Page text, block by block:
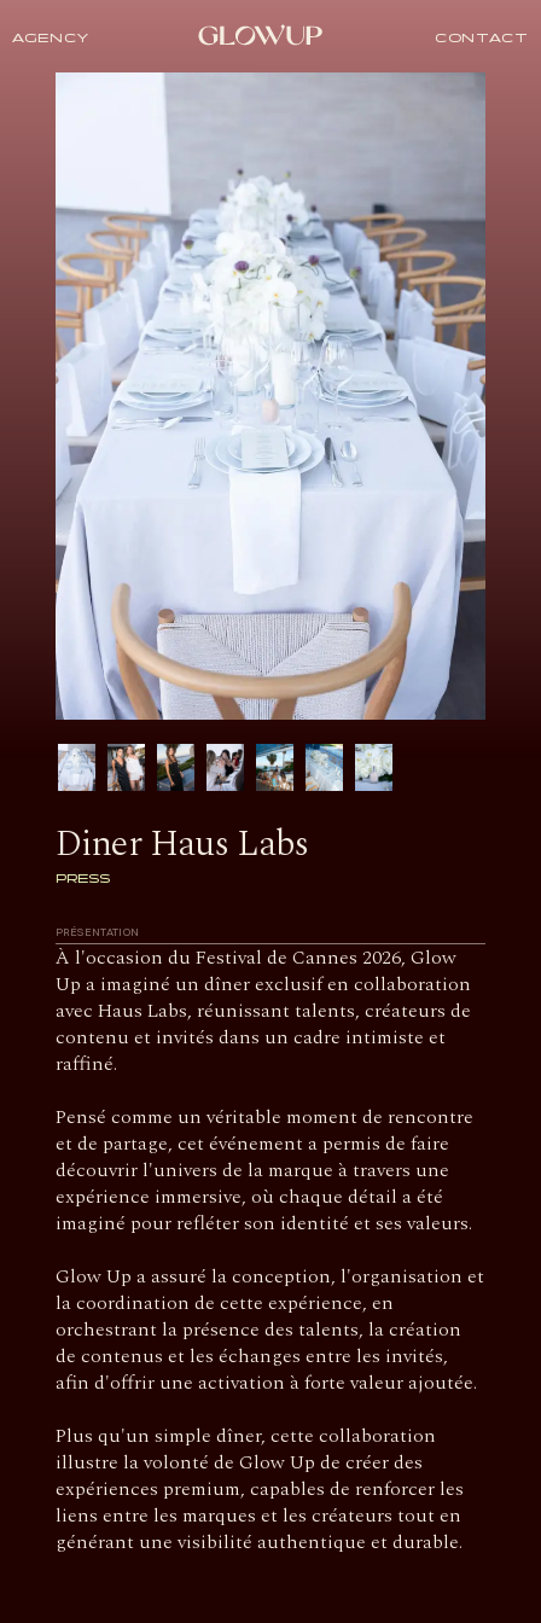
AGENCY CONTACT
Diner Haus Labs
PRESS
PRÉSENTATION
À l'occasion du Festival de Cannes 2026, Glow
Up a imaginé un dîner exclusif en collaboration
avec Haus Labs, réunissant talents, créateurs de
contenu et invités dans un cadre intimiste et
raffiné.
Pensé comme un véritable moment de rencontre
et de partage, cet événement a permis de faire
découvrir l'univers de la marque à travers une
expérience immersive, où chaque détail a été
imaginé pour refléter son identité et ses valeurs.
Glow Up a assuré la conception, l'organisation et
la coordination de cette expérience, en
orchestrant la présence des talents, la création
de contenus et les échanges entre les invités,
afin d'offrir une activation à forte valeur ajoutée.
Plus qu'un simple dîner, cette collaboration
illustre la volonté de Glow Up de créer des
expériences premium, capables de renforcer les
liens entre les marques et les créateurs tout en
générant une visibilité authentique et durable.